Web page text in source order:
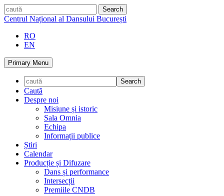
Skip
to
caută
Centrul Național al Dansului București
RO
EN
Primary Menu
Caută
Despre noi
Misiune și istoric
Sala Omnia
Echipa
Informații publice
Știri
Calendar
Producție și Difuzare
Dans și performance
Intersecții
Premiile CNDB